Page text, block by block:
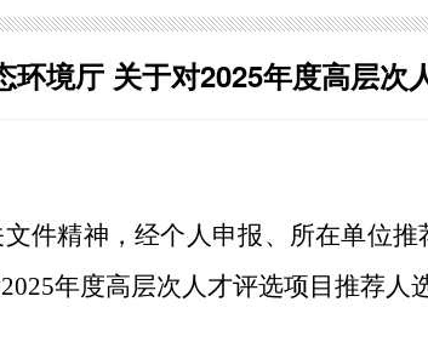
环境厅 关于对2025年度高层
件精神，经个人申报、所在单位
年度高层次人才评选项目推荐人